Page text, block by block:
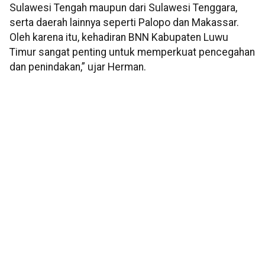
Sulawesi Tengah maupun dari Sulawesi Tenggara,
serta daerah lainnya seperti Palopo dan Makassar.
Oleh karena itu, kehadiran BNN Kabupaten Luwu
Timur sangat penting untuk memperkuat pencegahan
dan penindakan,” ujar Herman.